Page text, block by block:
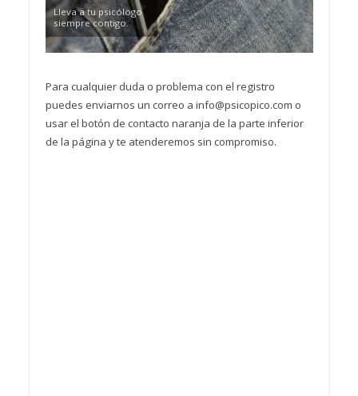
Lleva a tu psicólogo
siempre contigo.
Para cualquier duda o problema con el registro
puedes enviarnos un correo a info@psicopico.com o
usar el botón de contacto naranja de la parte inferior
de la página y te atenderemos sin compromiso.